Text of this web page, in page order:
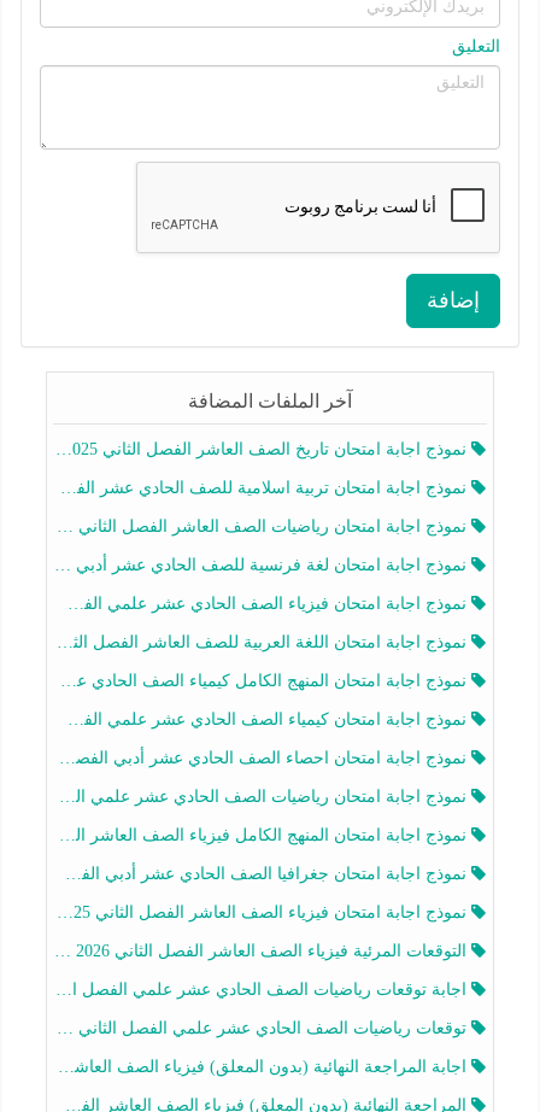
التعليق
إضافة
آخر الملفات المضافة
نموذج اجابة امتحان تاريخ الصف العاشر الفصل الثاني 2025-2026
نموذج اجابة امتحان تربية اسلامية للصف الحادي عشر الفصل الثاني 2025-2026
نموذج اجابة امتحان رياضيات الصف العاشر الفصل الثاني 2025-2026
نموذج اجابة امتحان لغة فرنسية للصف الحادي عشر أدبي الفصل الثاني 2025-2026
نموذج اجابة امتحان فيزياء الصف الحادي عشر علمي الفصل الثاني 2025-2026
نموذج اجابة امتحان اللغة العربية للصف العاشر الفصل الثاني 2025-2026
نموذج اجابة امتحان المنهج الكامل كيمياء الصف الحادي عشر علمي الفصل الثاني 2025-2026
نموذج اجابة امتحان كيمياء الصف الحادي عشر علمي الفصل الثاني 2025-2026
نموذج اجابة امتحان احصاء الصف الحادي عشر أدبي الفصل الثاني 2025-2026
نموذج اجابة امتحان رياضيات الصف الحادي عشر علمي الفصل الثاني 2025-2026
نموذج اجابة امتحان المنهج الكامل فيزياء الصف العاشر الفصل الثاني 2025-2026
نموذج اجابة امتحان جغرافيا الصف الحادي عشر أدبي الفصل الثاني 2025-2026
نموذج اجابة امتحان فيزياء الصف العاشر الفصل الثاني 2025-2026
التوقعات المرئية فيزياء الصف العاشر الفصل الثاني 2026 أ هيثم الليثي
اجابة توقعات رياضيات الصف الحادي عشر علمي الفصل الثاني 2025-2026 أ عمرو فايز
توقعات رياضيات الصف الحادي عشر علمي الفصل الثاني 2025-2026 أ عمرو فايز
اجابة المراجعة النهائية (بدون المعلق) فيزياء الصف العاشر الفصل الثاني أ أحمد نبيه
المراجعة النهائية (بدون المعلق) فيزياء الصف العاشر الفصل الثاني أ أحمد نبيه